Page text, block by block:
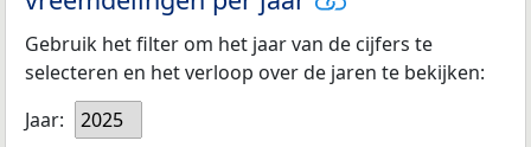
Gebruik het filter om het jaar van de cijfers te
selecteren en het verloop over de jaren te bekijken:
Jaar:
2025